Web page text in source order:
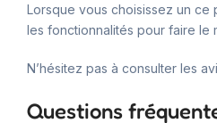
Lorsque vous choisissez un ce
les fonctionnalités pour faire le
N’hésitez pas à consulter les
Questions